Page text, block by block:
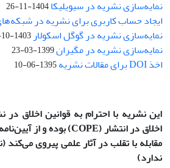
نمایه‌سازی نشریه در سیویلیکا1404-11-26
ایجاد حساب کاربری برای نشریه در
نمایه‌سازی نشریه در گوگل اسکولار 1403-10-15
نمایه‌سازی نشریه در مگیران1399-03-23
اخذ DOI برای مقالات نشریه 1395-06-10
این نشریه با احترام به قوانین اخلاق در
اخلاق در انتشار(COPE)بوده و از
ندارد)